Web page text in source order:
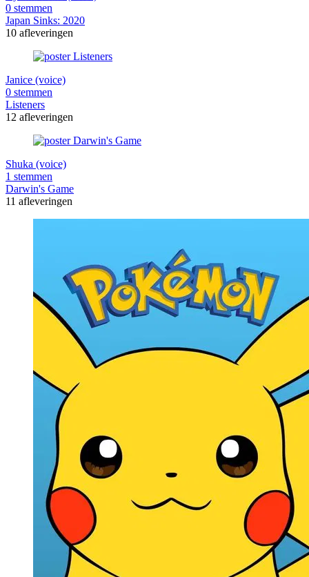
0 stemmen
Japan Sinks: 2020
10 afleveringen
Janice (voice)
0 stemmen
Listeners
12 afleveringen
Shuka (voice)
1 stemmen
Darwin's Game
11 afleveringen